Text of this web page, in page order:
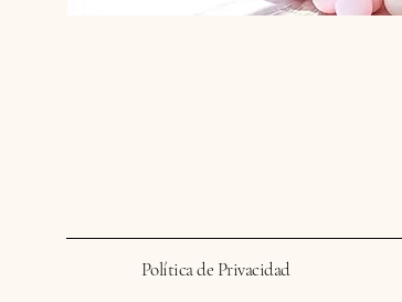
Política de Privacidad